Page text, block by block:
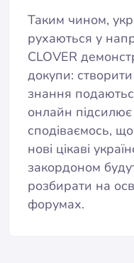
Таким чином,
рухаються у
CLOVER
докупи:
знання
онлайн
сподіваємось,
нові цікаві
закордоном
розбирати на
форумах.